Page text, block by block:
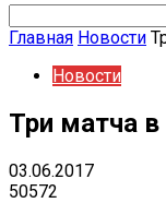
Главная Новости
Новости
Три матча
03.06.2017
50572